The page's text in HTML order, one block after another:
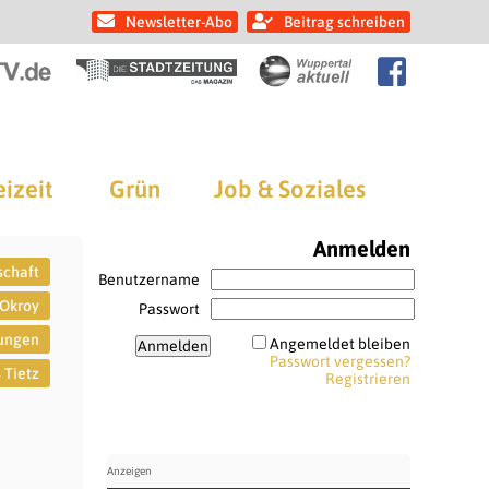
Newsletter-Abo Beitrag schreiben
Grün Job & Soziales
Tietz
Anmelden
Benutzername
Passwort
Angemeldet bleiben
Passwort vergessen?
Registrieren